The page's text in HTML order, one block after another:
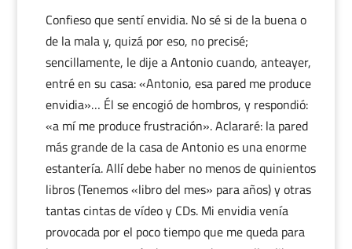
Confieso que sentí envidia. No sé si de la buena o
de la mala y, quizá por eso, no precisé;
sencillamente, le dije a Antonio cuando, anteayer,
entré en su casa: «Antonio, esa pared me produce
envidia»… Él se encogió de hombros, y respondió:
«a mí me produce frustración». Aclararé: la pared
más grande de la casa de Antonio es una enorme
estantería. Allí debe haber no menos de quinientos
libros (Tenemos «libro del mes» para años) y otras
tantas cintas de vídeo y CDs. Mi envidia venía
provocada por el poco tiempo que me queda para